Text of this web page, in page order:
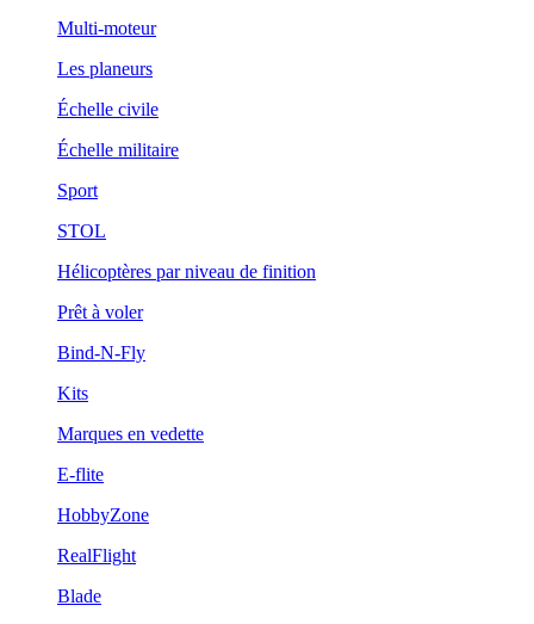
Multi-moteur
Les planeurs
Échelle civile
Échelle militaire
Sport
STOL
Hélicoptères par niveau de finition
Prêt à voler
Bind-N-Fly
Kits
Marques en vedette
E-flite
HobbyZone
RealFlight
Blade